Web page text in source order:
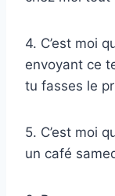
4. C’est moi
envoyant ce
tu fasses le
5. C’est moi
un café